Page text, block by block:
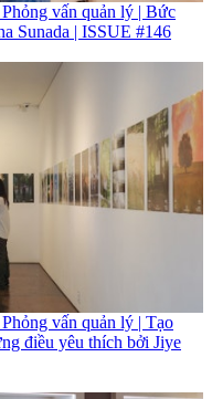
vấn quản lý | Bức
Sunada | ISSUE #146
vấn quản lý | Tạo
điều yêu thích bởi Jiye